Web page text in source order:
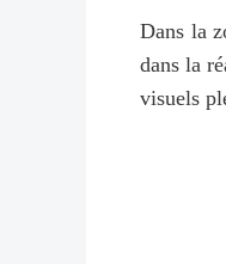
Dans la
dans la
visuels